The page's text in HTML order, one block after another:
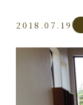
2018.07.19